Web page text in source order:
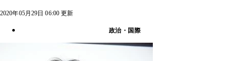
2020年05月29日 06:00 更新
政治・国際